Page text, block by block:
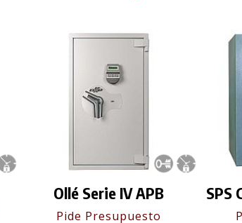
Ollé Serie IV APB
Pide Presupuesto
SPS